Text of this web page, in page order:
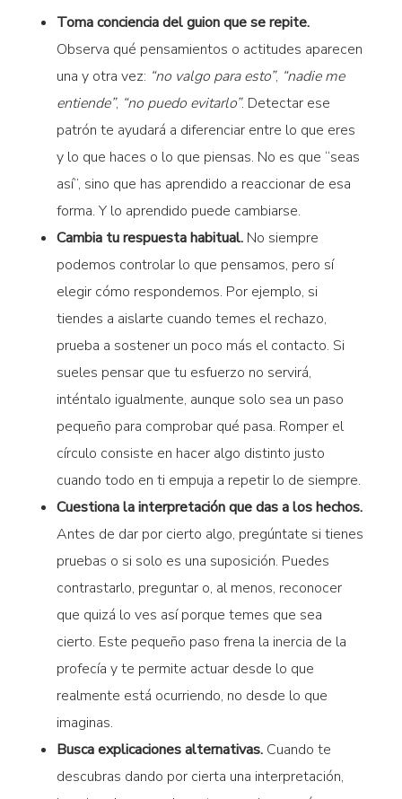
Toma conciencia del guion que se repite.
Observa qué pensamientos o actitudes aparecen
una y otra vez: “no valgo para esto”, “nadie me
entiende”, “no puedo evitarlo”. Detectar ese
patrón te ayudará a diferenciar entre lo que eres
y lo que haces o lo que piensas. No es que “seas
así”, sino que has aprendido a reaccionar de esa
forma. Y lo aprendido puede cambiarse.
Cambia tu respuesta habitual.No siempre
podemos controlar lo que pensamos, pero sí
elegir cómo respondemos. Por ejemplo, si
tiendes a aislarte cuando temes el rechazo,
prueba a sostener un poco más el contacto. Si
sueles pensar que tu esfuerzo no servirá,
inténtalo igualmente, aunque solo sea un paso
pequeño para comprobar qué pasa. Romper el
círculo consiste en hacer algo distinto justo
cuando todo en ti empuja a repetir lo de siempre.
Cuestiona la interpretación que das a los hechos.
Antes de dar por cierto algo, pregúntate si tienes
pruebas o si solo es una suposición. Puedes
contrastarlo, preguntar o, al menos, reconocer
que quizá lo ves así porque temes que sea
cierto. Este pequeño paso frena la inercia de la
profecía y te permite actuar desde lo que
realmente está ocurriendo, no desde lo que
imaginas.
Busca explicaciones alternativas.Cuando te
descubras dando por cierta una interpretación,